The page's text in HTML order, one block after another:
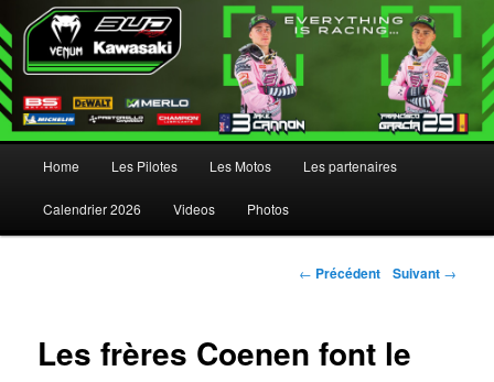
Aller au contenu principal
Aller au contenu secondaire
Home Les Pilotes Les Motos Les partenaires
Calendrier 2026 Videos Photos
Navigation des articles
← Précédent Suivant →
Les frères Coenen font le